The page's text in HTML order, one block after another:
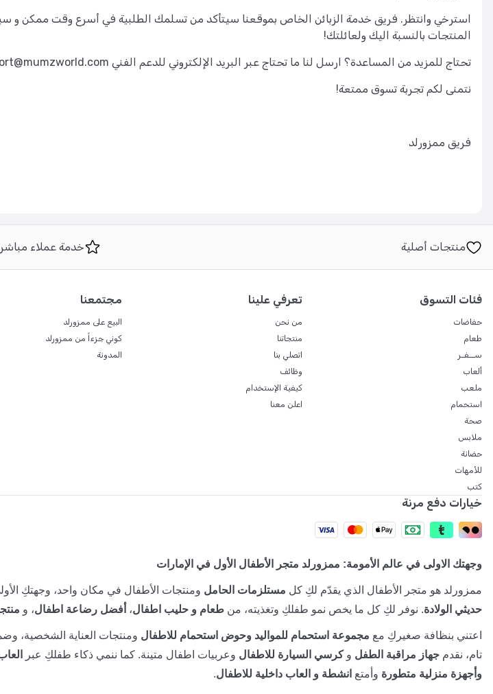
استرخي وانتظر. فريق خدمة الزبائن الخاص بموقعنا سيتأكد من تسلمك الطلبية في أسرع وقت ممكن و
المنتجات بالنسبة اليك ولعائلتك!
تحتاج للمزيد من المساعدة؟ ارسل لنا ما تحتاج عبر البريد الإلكتروني للدعم الفني
نتمنى لكم تجربة تسوق ممتعة!
فريق ممزورلد
منتجات أصلية خدمة عملاء مباشرة
فئات التسوق
حفاضات
طعام
ســفـر
ألعاب
ملعب
استحمام
صحة
ملابس
حضانة
للأمهات
كتب
تعرفي علينا
من نحن
منتجاتنا
اتصلي بنا
وظائف
كيفية الإستخدام
اعلن معنا
مجتمعنا
البيع على ممزورلد
كوني جزءاً من ممزورلد
المدونة
خيارات دفع مرنة
وجهتك الاولى في عالم الأمومة: ممزورلد متجر الأطفال الأول في الإمارات
ممزورلد هو متجر الأطفال الذي يقدّم لكِ كل مستلزمات الحامل ومنتجات الأطفال في مكان واحد، وجهتكِ
حديثي الولادة. نوفر لكِ كل ما يخص نمو طفلكِ وتغذيته، من طعام و حليب اطفال، أفضل رضاعة اطفال، و
اعتني بنظافة صغيركِ مع مجموعة استحمام للمواليد وحوض استحمام للاطفال ومنتجات العناية الشخصية،
تام، نقدم جهاز مراقبة الطفل وكرسي السيارة للاطفال وعربيات اطفال متينة. كما ننمي ذكاء طفلكِ عبر
وأجهزة منزلية متطورة وأمتع انشطة و العاب داخلية للاطفال.